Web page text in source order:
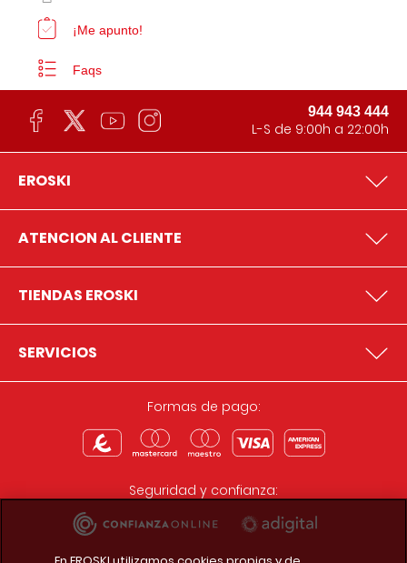
¡Me apunto!
Faqs
944 943 444
L-S de 9:00h a 22:00h
EROSKI
ATENCION AL CLIENTE
TIENDAS EROSKI
SERVICIOS
Formas de pago:
Seguridad y confianza: